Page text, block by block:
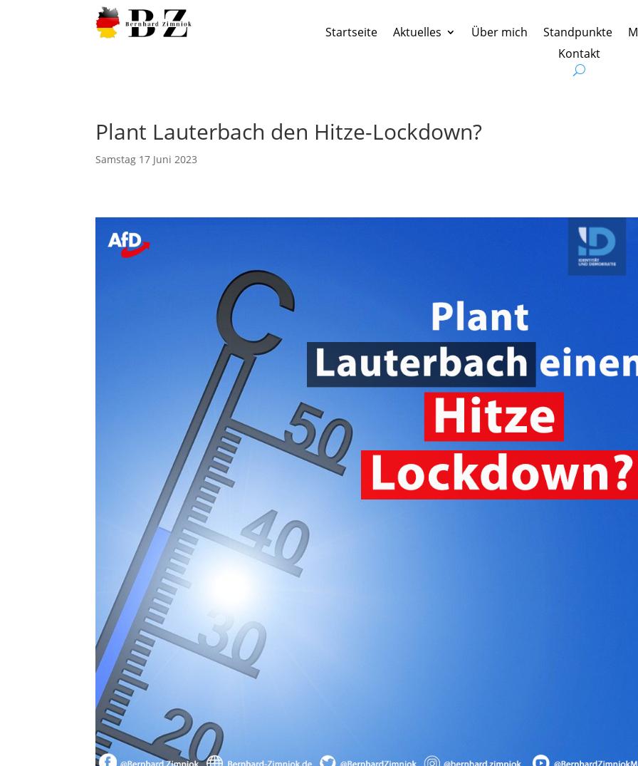
Startseite Aktuelles Über mich Standpunkte
Kontakt
Plant Lauterbach den Hitze-Lockdown?
Samstag 17 Juni 2023